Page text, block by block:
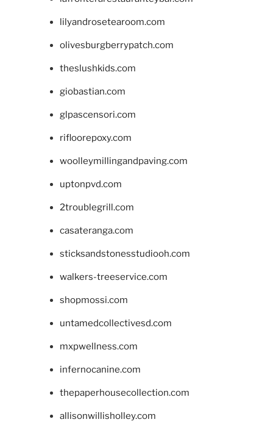
lilyandrosetearoom.com
olivesburgberrypatch.com
theslushkids.com
giobastian.com
glpascensori.com
rifloorepoxy.com
woolleymillingandpaving.com
uptonpvd.com
2troublegrill.com
casateranga.com
sticksandstonesstudiooh.com
walkers-treeservice.com
shopmossi.com
untamedcollectivesd.com
mxpwellness.com
infernocanine.com
thepaperhousecollection.com
allisonwillisholley.com